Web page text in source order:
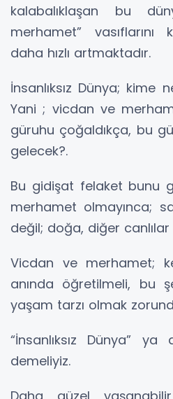
kalabalıklaşan bu
merhamet” vasıflarını
daha hızlı artmaktadır.
İnsanlıksız Dünya; kime
Yani ; vicdan ve
güruhu çoğaldıkça, bu
gelecek?.
Bu gidişat felaket bunu
merhamet olmayınca;
değil; doğa, diğer
Vicdan ve merhamet;
anında öğretilmeli, bu
yaşam tarzı olmak
“İnsanlıksız Dünya” ya
demeliyiz.